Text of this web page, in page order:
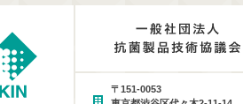
〒151-0053